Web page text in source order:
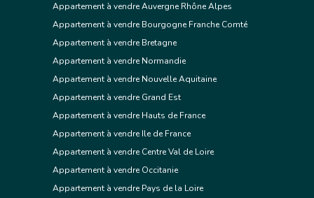
Appartement à vendre Auvergne Rhône Alpes
Appartement à vendre Bourgogne Franche Comté
Appartement à vendre Bretagne
Appartement à vendre Normandie
Appartement à vendre Nouvelle Aquitaine
Appartement à vendre Grand Est
Appartement à vendre Hauts de France
Appartement à vendre Ile de France
Appartement à vendre Centre Val de Loire
Appartement à vendre Occitanie
Appartement à vendre Pays de la Loire